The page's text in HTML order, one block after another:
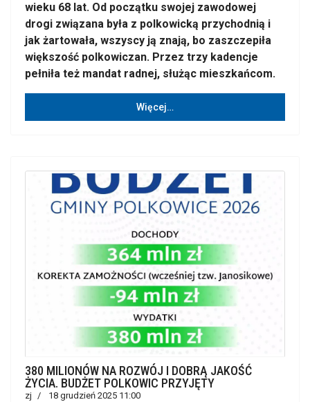
wieku 68 lat. Od początku swojej zawodowej
drogi związana była z polkowicką przychodnią i
jak żartowała, wszyscy ją znają, bo zaszczepiła
większość polkowiczan. Przez trzy kadencje
pełniła też mandat radnej, służąc mieszkańcom.
Więcej…
380 MILIONÓW NA ROZWÓJ I DOBRĄ JAKOŚĆ
ŻYCIA. BUDŻET POLKOWIC PRZYJĘTY
zj 18 grudzień 2025 11:00